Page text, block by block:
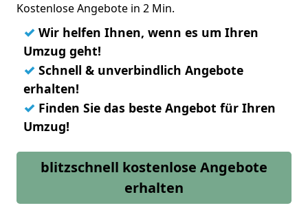
Kostenlose Angebote in 2 Min.
✓ Wir helfen Ihnen, wenn es um Ihren
Umzug geht!
✓ Schnell & unverbindlich Angebote
erhalten!
✓ Finden Sie das beste Angebot für Ihren
Umzug!
blitzschnell kostenlose Angebote
erhalten